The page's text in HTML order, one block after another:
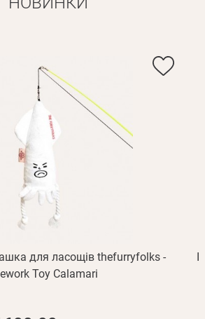
для ласощів thefurryfolks -
Toy Calamari